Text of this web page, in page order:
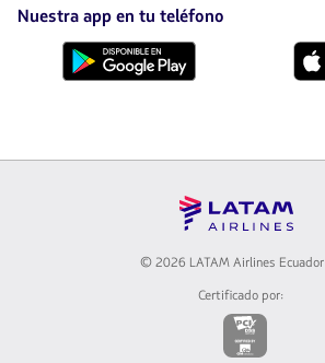
nueva
pestaña.
Nuestra app en tu teléfono
Descárgala
Descárgala
© 2026 LATAM Airlines Ecuador
Certificado por:
El